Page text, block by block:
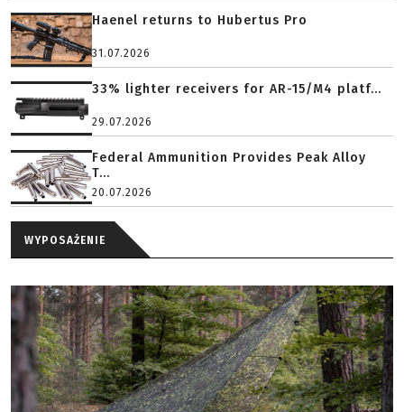
Haenel returns to Hubertus Pro
31.07.2026
33% lighter receivers for AR-15/M4 platf...
29.07.2026
Federal Ammunition Provides Peak Alloy
T...
20.07.2026
WYPOSAŻENIE